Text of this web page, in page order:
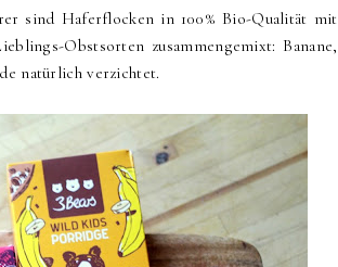
sind Haferflocken in 100% Bio-Qualität mit
Obstsorten zusammengemixt: Banane,
natürlich verzichtet.